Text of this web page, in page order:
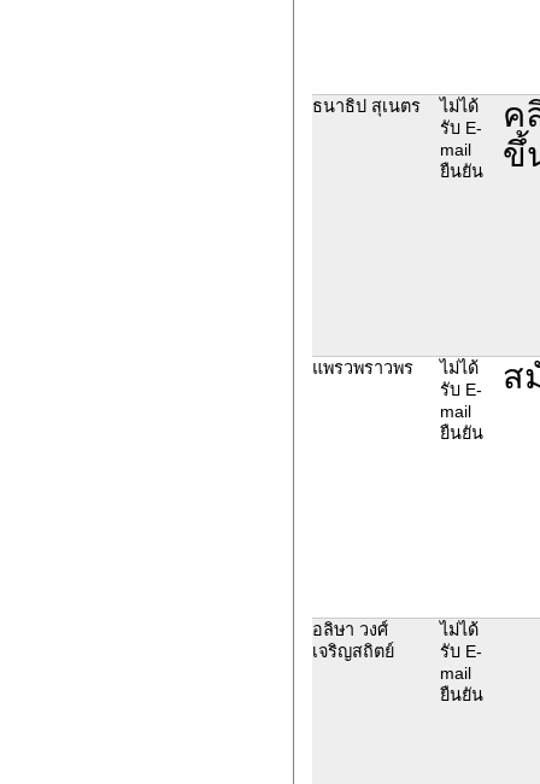
ธนาธิป สุเนตร
ไม่ได้
รับ E-
mail
ยืนยัน
ค
ขึ้
แพรวพราวพร
ไม่ได้
รับ E-
mail
ยืนยัน
ส
อลิษา วงศ์
เจริญสถิตย์
ไม่ได้
รับ E-
mail
ยืนยัน